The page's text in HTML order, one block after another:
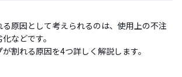
原因として考えられるのは、使用上の不注
などです。
割れる原因を4つ詳しく解説します。